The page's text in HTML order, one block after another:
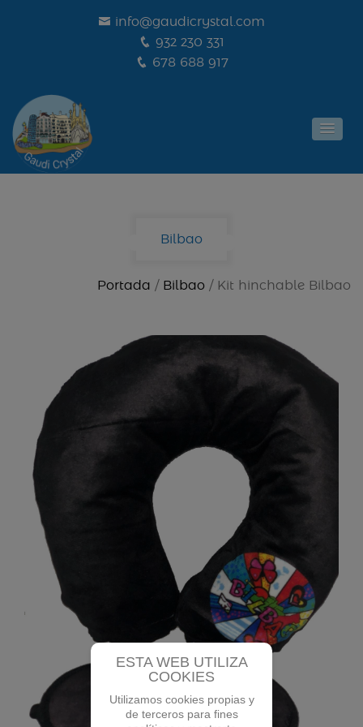
info@gaudicrystal.com
932 230 331
678 688 917
Bilbao
Portada / Bilbao / Kit hinchable Bilbao
ESTA WEB UTILIZA
COOKIES
Utilizamos cookies propias y
de terceros para fines